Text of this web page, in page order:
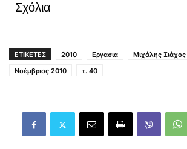
Σχόλια
ΕΤΙΚΕΤΕΣ 2010 Εργασια
Μιχάλης Σιάχος
Νοέμβριος 2010
τ. 40